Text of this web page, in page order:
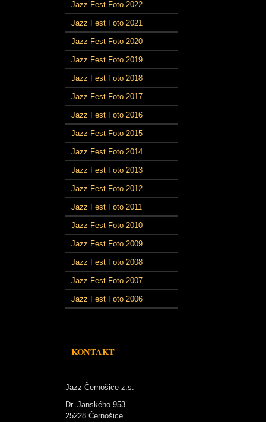
Jazz Fest Foto 2022
Jazz Fest Foto 2021
Jazz Fest Foto 2020
Jazz Fest Foto 2019
Jazz Fest Foto 2018
Jazz Fest Foto 2017
Jazz Fest Foto 2016
Jazz Fest Foto 2015
Jazz Fest Foto 2014
Jazz Fest Foto 2013
Jazz Fest Foto 2012
Jazz Fest Foto 2011
Jazz Fest Foto 2010
Jazz Fest Foto 2009
Jazz Fest Foto 2008
Jazz Fest Foto 2007
Jazz Fest Foto 2006
KONTAKT
Jazz Černošice z.s.
Dr. Janského 953
25228 Černošice